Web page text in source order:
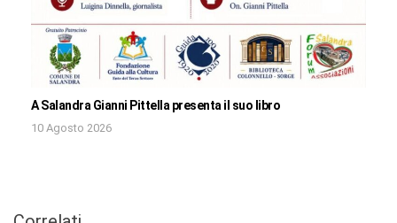
A Salandra Gianni Pittella presenta il suo libro
10 Agosto 2026